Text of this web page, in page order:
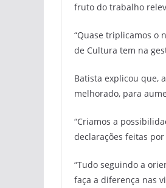
fruto do trabalho
“Quase triplicamos o
de Cultura tem na
Batista explicou que,
melhorado, para
“Criamos a
declarações feitas
“Tudo seguindo a
faça a diferença nas